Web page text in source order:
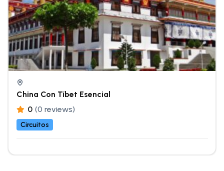
China Con Tíbet Esencial
0 (0 reviews)
Circuitos